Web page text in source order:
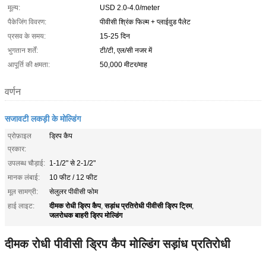
मूल्य:
USD 2.0-4.0/meter
पैकेजिंग विवरण:
पीवीसी श्रिंक फिल्म + प्लाईवुड पैलेट
प्रसव के समय:
15-25 दिन
भुगतान शर्तें:
टी/टी, एल/सी नजर में
आपूर्ति की क्षमता:
50,000 मीटर/माह
वर्णन
सजावटी लकड़ी के मोल्डिंग
प्रोफ़ाइल
प्रकार:
ड्रिप कैप
उपलब्ध चौड़ाई: 1-1/2" से 2-1/2"
मानक लंबाई:
10 फीट / 12 फीट
मूल सामग्री:
सेलुलर पीवीसी फोम
हाई लाइट:
दीमक रोधी ड्रिप कैप,सड़ांध प्रतिरोधी पीवीसी ड्रिप ट्रिम,
जलरोधक बाहरी ड्रिप मोल्डिंग
दीमक रोधी पीवीसी ड्रिप कैप मोल्डिंग सड़ांध प्रतिरोधी